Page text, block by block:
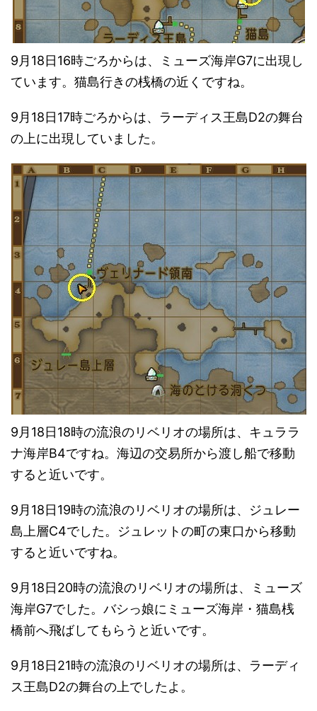
9月18日16時ごろからは、ミューズ海岸G7に出現し
ています。猫島行きの桟橋の近くですね。
9月18日17時ごろからは、ラーディス王島D2の舞台
の上に出現していました。
9月18日18時の流浪のリベリオの場所は、キュララ
ナ海岸B4ですね。海辺の交易所から渡し船で移動
すると近いです。
9月18日19時の流浪のリベリオの場所は、ジュレー
島上層C4でした。ジュレットの町の東口から移動
すると近いですね。
9月18日20時の流浪のリベリオの場所は、ミューズ
海岸G7でした。バシっ娘にミューズ海岸・猫島桟
橋前へ飛ばしてもらうと近いです。
9月18日21時の流浪のリベリオの場所は、ラーディ
ス王島D2の舞台の上でしたよ。